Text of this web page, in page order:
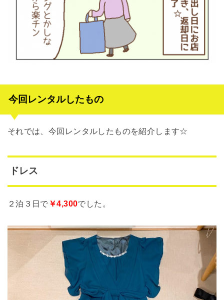
今回レンタルしたもの
それでは、今回レンタルしたものを紹介します☆
ドレス
２泊３日で ￥4,300でした。